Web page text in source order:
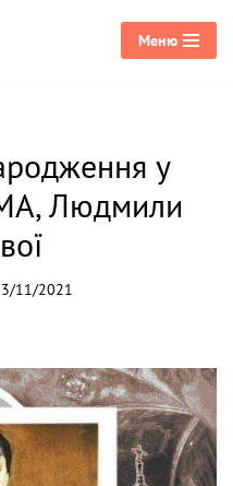
Меню
у
Людмили
11/2021